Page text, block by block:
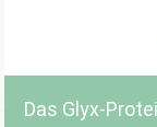
Das Glyx-